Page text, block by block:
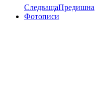
СледващаПредишна
Фотописи